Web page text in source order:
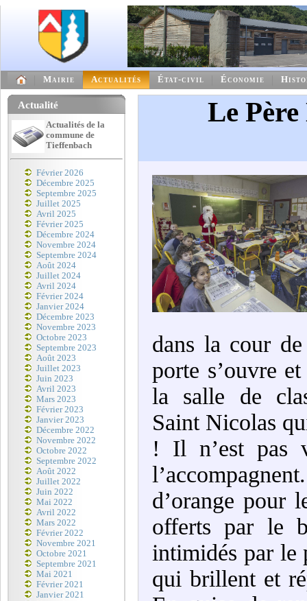
Mairie Actualités État-civil Économie
Actualité
Actualités de la
commune de
Tieffenbach
Février 2026
Décembre 2025
Septembre 2025
Juillet 2025
Avril 2025
Février 2025
Décembre 2024
Novembre 2024
Septembre 2024
Août 2024
Juillet 2024
Avril 2024
Février 2024
Janvier 2024
Décembre 2023
Novembre 2023
Octobre 2023
Septembre 2023
Août 2023
Juillet 2023
Juin 2023
Avril 2023
Mars 2023
Février 2023
Janvier 2023
Décembre 2022
Novembre 2022
Octobre 2022
Septembre 2022
Août 2022
Juillet 2022
Juin 2022
Mai 2022
Avril 2022
Mars 2022
Février 2022
Novembre 2021
Octobre 2021
Septembre 2021
Mai 2021
Février 2021
Janvier 2021
Le
dans la cour
porte s’ouvre
la salle de
Saint Nicolas
! Il n’est pas
d’orange pour
offerts par le
intimidés par le
qui brillent et